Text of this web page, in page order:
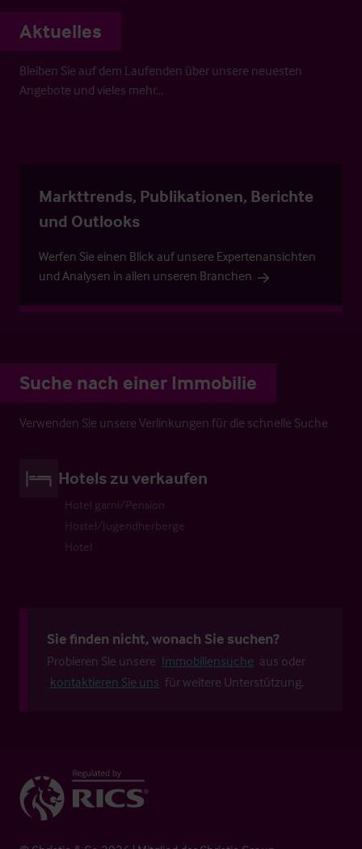
Aktuelles
Bleiben Sie auf dem Laufenden über unsere neuesten
Angebote und vieles mehr…
Markttrends, Publikationen, Berichte
und Outlooks
Werfen Sie einen Blick auf unsere Expertenansichten
und Analysen in allen unseren Branchen
Suche nach einer Immobilie
Verwenden Sie unsere Verlinkungen für die schnelle Suche
Hotels zu verkaufen
Hotel garni/Pension
Hostel/Jugendherberge
Hotel
Sie finden nicht, wonach Sie suchen?
Probieren Sie unsere Immobiliensuche aus oder
kontaktieren Sie uns für weitere Unterstützung.